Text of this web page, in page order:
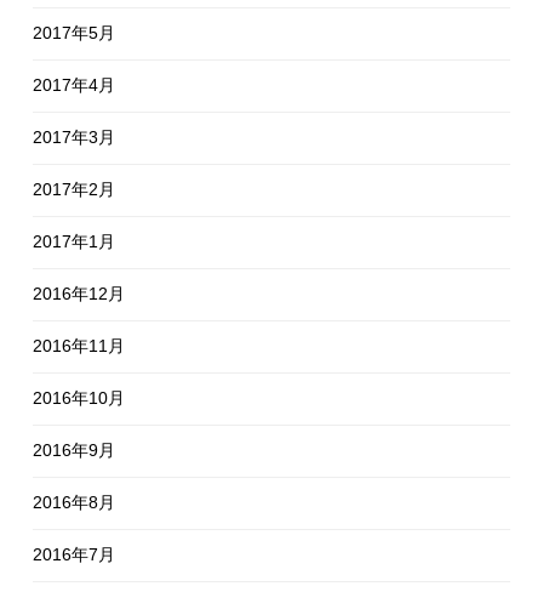
2017年5月
2017年4月
2017年3月
2017年2月
2017年1月
2016年12月
2016年11月
2016年10月
2016年9月
2016年8月
2016年7月